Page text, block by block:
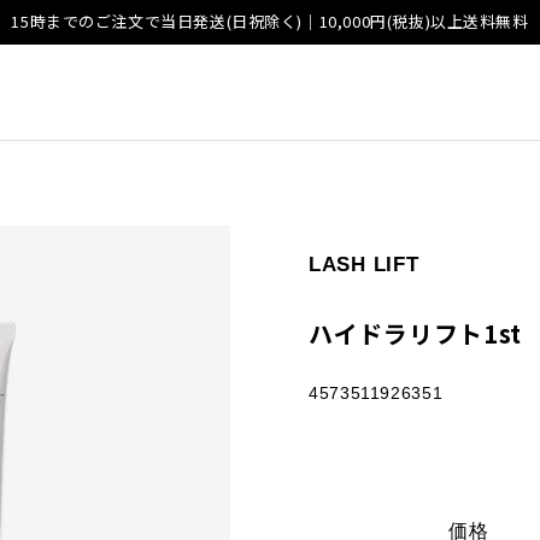
15時までのご注文で当日発送(日祝除く)｜10,000円(税抜)以上送料無料
LASH LIFT
ハイドラリフト1st
4573511926351
価格